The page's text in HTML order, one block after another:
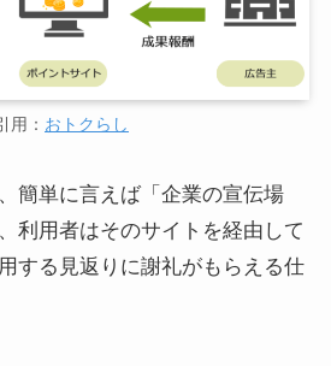
用： おトクらし
簡単に言えば「企業の宣伝場
利用者はそのサイトを経由して
する見返りに謝礼がもらえる仕